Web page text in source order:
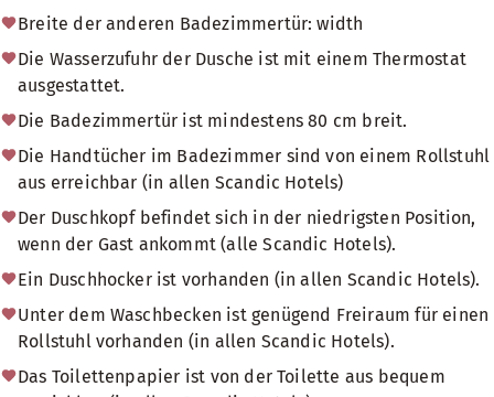
Breite der anderen Badezimmertür: width
Die Wasserzufuhr der Dusche ist mit einem Thermostat
ausgestattet.
Die Badezimmertür ist mindestens 80 cm breit.
Die Handtücher im Badezimmer sind von einem Rollstuhl
aus erreichbar (in allen Scandic Hotels)
Der Duschkopf befindet sich in der niedrigsten Position,
wenn der Gast ankommt (alle Scandic Hotels).
Ein Duschhocker ist vorhanden (in allen Scandic Hotels).
Unter dem Waschbecken ist genügend Freiraum für einen
Rollstuhl vorhanden (in allen Scandic Hotels).
Das Toilettenpapier ist von der Toilette aus bequem